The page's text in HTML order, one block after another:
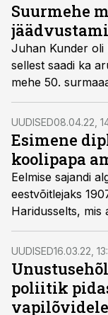
Suurmehe
Juhan Kunder oli
sellest saadi ka
mehe 50.
talle Rakveres
UUDISED08.04.22,
Esimene
koolipapa
Eelmise sajandi
eestvõitlejaks
Haridusselts, mis
esimese
õpetaja ja hilisem
Friedrich Seljamaa.
UUDISED16.03.22,
poliitik